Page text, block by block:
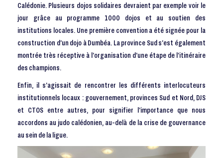
Calédonie. Plusieurs dojos solidaires devraient par exemple voir le
jour grâce au programme 1000 dojos et au soutien des
institutions locales. Une première convention a été signée pour la
construction d’un dojo à Dumbéa. La province Sud s’est également
montrée très réceptive à l’organisation d’une étape de l’itinéraire
des champions.
Enfin, il s’agissait de rencontrer les différents interlocuteurs
institutionnels locaux : gouvernement, provinces Sud et Nord, DJS
et CTOS entre autres, pour signifier l’importance que nous
accordons au judo calédonien, au-delà de la crise de gouvernance
au sein de la ligue.